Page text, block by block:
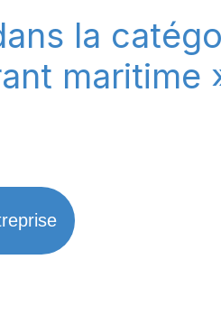
la
maritime